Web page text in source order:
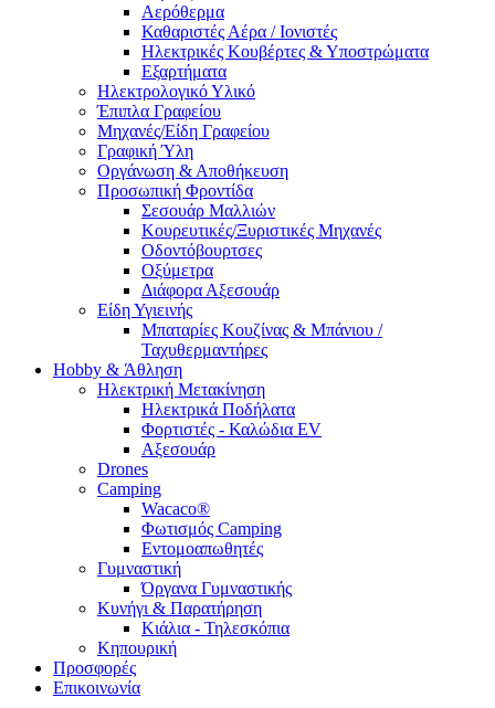
Αερόθερμα
Καθαριστές Αέρα / Ιονιστές
Ηλεκτρικές Κουβέρτες & Υποστρώματα
Εξαρτήματα
Ηλεκτρολογικό Υλικό
Έπιπλα Γραφείου
Μηχανές/Είδη Γραφείου
Γραφική Ύλη
Οργάνωση & Αποθήκευση
Προσωπική Φροντίδα
Σεσουάρ Μαλλιών
Κουρευτικές/Ξυριστικές Μηχανές
Οδοντόβουρτσες
Οξύμετρα
Διάφορα Αξεσουάρ
Είδη Υγιεινής
Μπαταρίες Κουζίνας & Μπάνιου /
Ταχυθερμαντήρες
Ηobby & Άθληση
Ηλεκτρική Μετακίνηση
Ηλεκτρικά Ποδήλατα
Φορτιστές - Καλώδια EV
Αξεσουάρ
Drones
Camping
Wacaco®
Φωτισμός Camping
Εντομοαπωθητές
Γυμναστική
Όργανα Γυμναστικής
Κυνήγι & Παρατήρηση
Κιάλια - Τηλεσκόπια
Κηπουρική
Προσφορές
Επικοινωνία